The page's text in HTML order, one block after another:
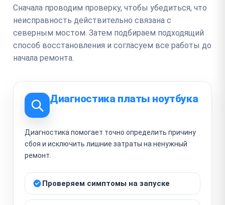
Сначала проводим проверку, чтобы убедиться, что
неисправность действительно связана с
северным мостом. Затем подбираем подходящий
способ восстановления и согласуем все работы до
начала ремонта.
Диагностика платы ноутбука
Диагностика помогает точно определить причину
сбоя и исключить лишние затраты на ненужный
ремонт.
Проверяем симптомы на запуске